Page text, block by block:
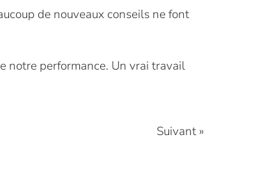
de nouveaux conseils ne font
notre performance. Un vrai travail
Suivant »